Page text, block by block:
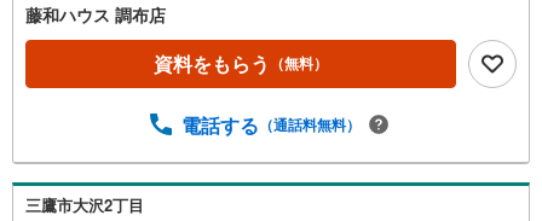
藤和ハウス 調布店
資料をもらう （無料）
電話する （通話料無料）
三鷹市大沢2丁目